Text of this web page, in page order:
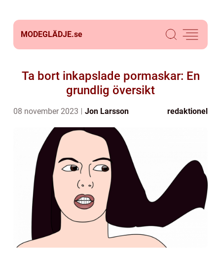
MODEGLÄDJE.se
Ta bort inkapslade pormaskar: En
grundlig översikt
08 november 2023 Jon Larsson redaktionel